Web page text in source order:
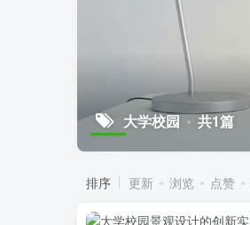
大学校园 共1篇
排序 更新 浏览 点赞